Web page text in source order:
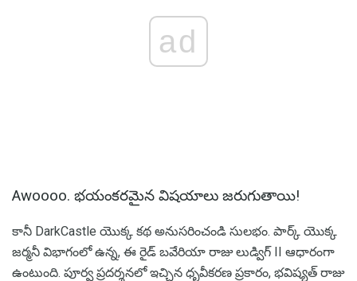
ad
Awoooo. భయంకరమైన విషయాలు జరుగుతాయి!
కానీ DarkCastle యొక్క కథ అనుసరించండి సులభం. పార్క్ యొక్క
జర్మనీ విభాగంలో ఉన్న, ఈ రైడ్ బవేరియా రాజు లుడ్విగ్ II ఆధారంగా
ఉంటుంది. పూర్వ ప్రదర్శనలో ఇచ్చిన ధృవీకరణ ప్రకారం, భవిష్యత్ రాజు